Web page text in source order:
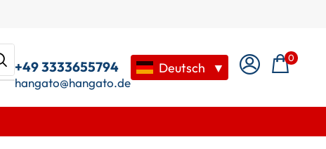
+49 3333655794
hangato@hangato.de
Deutsch ▼
0